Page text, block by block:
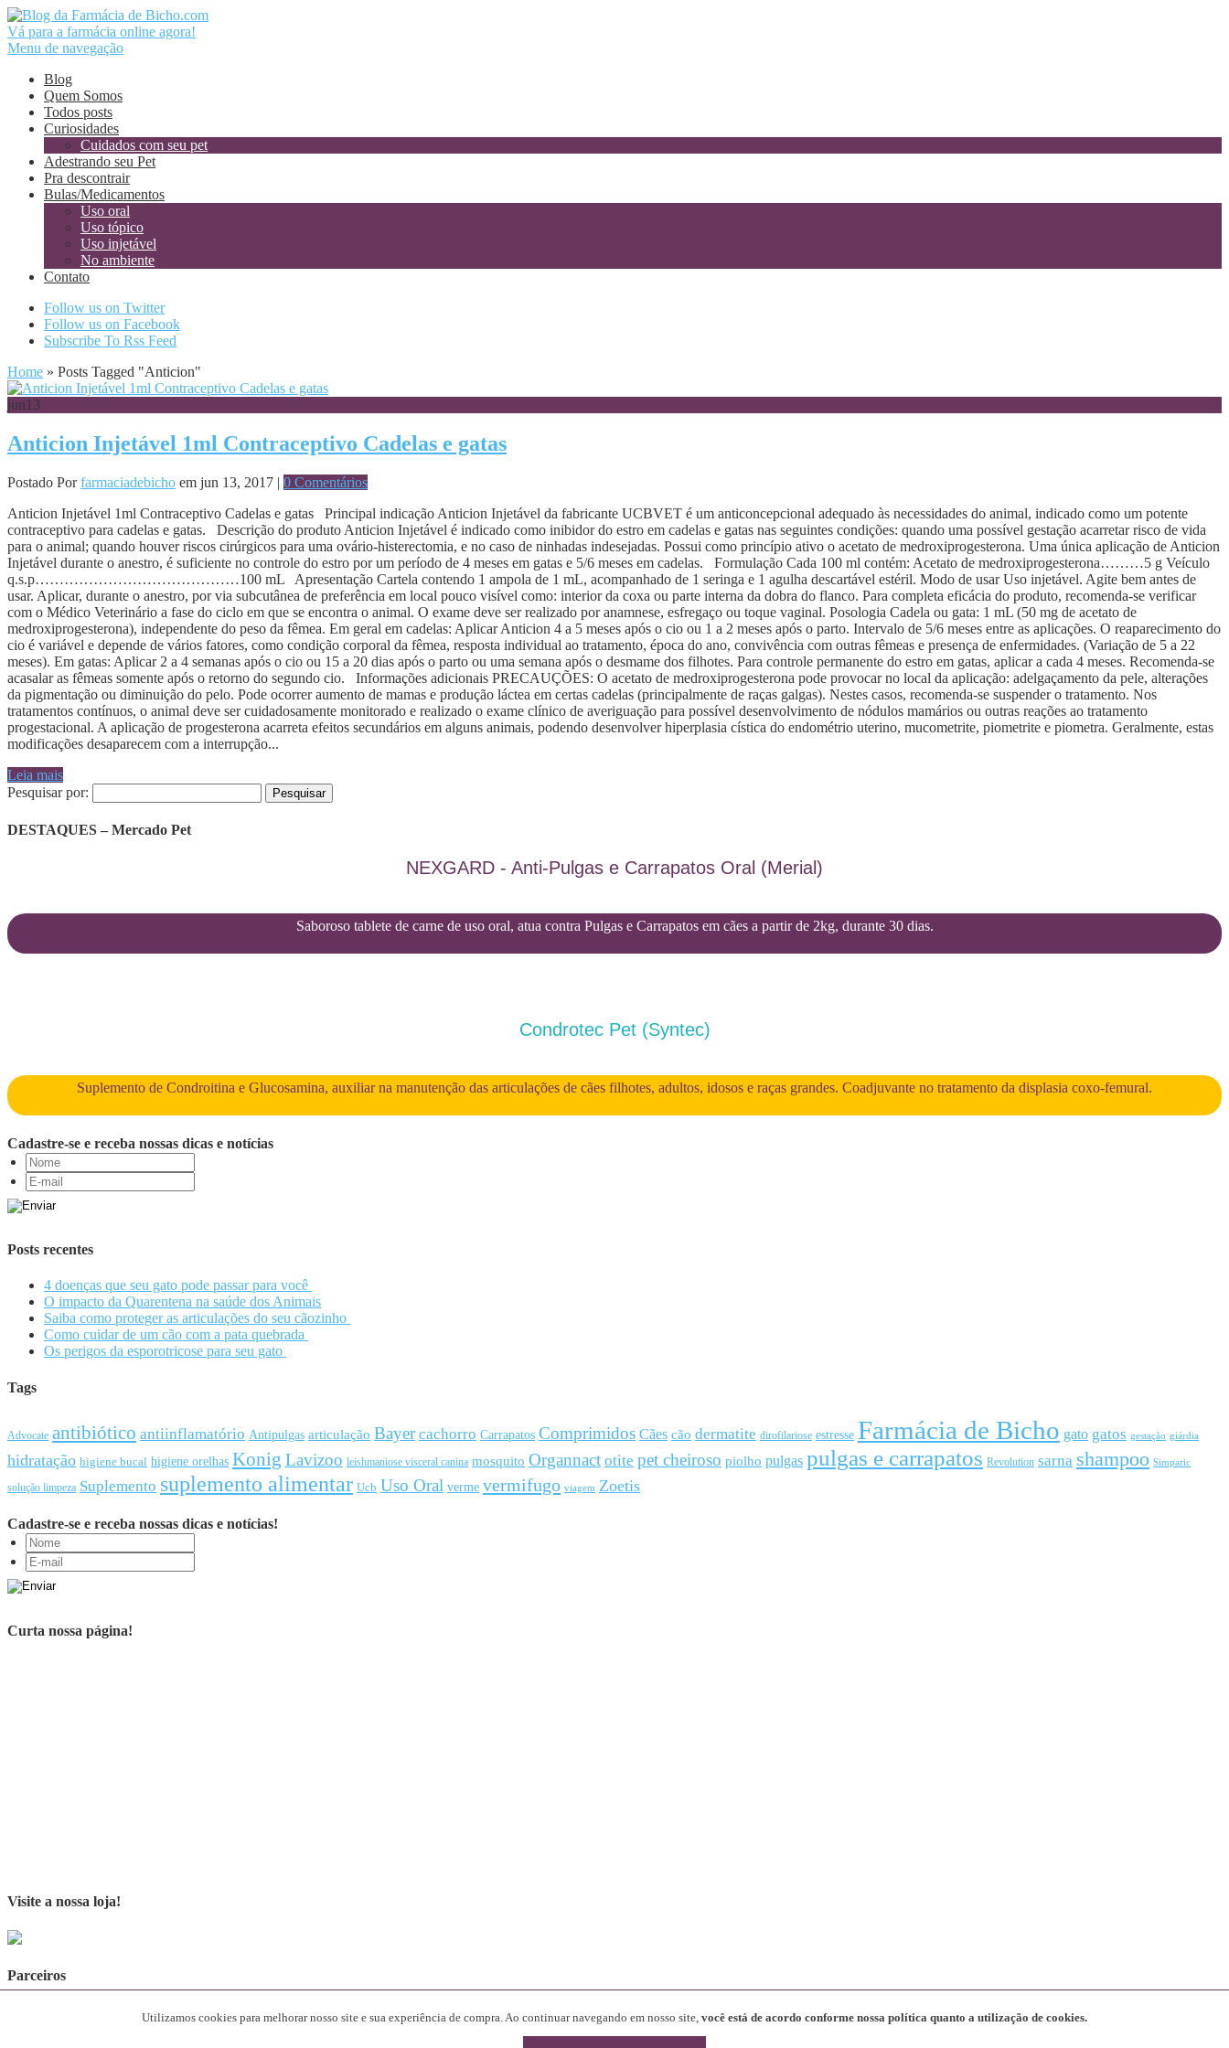
Vá para a farmácia online agora!
Menu de navegação
Blog
Quem Somos
Todos posts
Curiosidades
Cuidados com seu pet
Adestrando seu Pet
Pra descontrair
Bulas/Medicamentos
Uso oral
Uso tópico
Uso injetável
No ambiente
Contato
Follow us on Twitter
Follow us on Facebook
Subscribe To Rss Feed
Home » Posts Tagged "Anticion"
jun13
Anticion Injetável 1ml Contraceptivo Cadelas e gatas
Postado Porfarmaciadebicho em jun 13, 2017 | 0 Comentários
Anticion Injetável 1ml Contraceptivo Cadelas e gatas Principal indicação Anticion Injetável da fabricante UCBVET é um anticoncepcional adequado às necessidades do animal, indicado como um potente
contraceptivo para cadelas e gatas. Descrição do produto Anticion Injetável é indicado como inibidor do estro em cadelas e gatas nas seguintes condições: quando uma possível gestação acarretar risco de vida
para o animal; quando houver riscos cirúrgicos para uma ovário-histerectomia, e no caso de ninhadas indesejadas. Possui como princípio ativo o acetato de medroxiprogesterona. Uma única aplicação de Anticion
Injetável durante o anestro, é suficiente no controle do estro por um período de 4 meses em gatas e 5/6 meses em cadelas. Formulação Cada 100 ml contém: Acetato de medroxiprogesterona………5 g Veículo
q.s.p……………………………………100 mL Apresentação Cartela contendo 1 ampola de 1 mL, acompanhado de 1 seringa e 1 agulha descartável estéril. Modo de usar Uso injetável. Agite bem antes de
usar. Aplicar, durante o anestro, por via subcutânea de preferência em local pouco visível como: interior da coxa ou parte interna da dobra do flanco. Para completa eficácia do produto, recomenda-se verificar
com o Médico Veterinário a fase do ciclo em que se encontra o animal. O exame deve ser realizado por anamnese, esfregaço ou toque vaginal. Posologia Cadela ou gata: 1 mL (50 mg de acetato de
medroxiprogesterona), independente do peso da fêmea. Em geral em cadelas: Aplicar Anticion 4 a 5 meses após o cio ou 1 a 2 meses após o parto. Intervalo de 5/6 meses entre as aplicações. O reaparecimento do
cio é variável e depende de vários fatores, como condição corporal da fêmea, resposta individual ao tratamento, época do ano, convivência com outras fêmeas e presença de enfermidades. (Variação de 5 a 22
meses). Em gatas: Aplicar 2 a 4 semanas após o cio ou 15 a 20 dias após o parto ou uma semana após o desmame dos filhotes. Para controle permanente do estro em gatas, aplicar a cada 4 meses. Recomenda-se
acasalar as fêmeas somente após o retorno do segundo cio. Informações adicionais PRECAUÇÕES: O acetato de medroxiprogesterona pode provocar no local da aplicação: adelgaçamento da pele, alterações
da pigmentação ou diminuição do pelo. Pode ocorrer aumento de mamas e produção láctea em certas cadelas (principalmente de raças galgas). Nestes casos, recomenda-se suspender o tratamento. Nos
tratamentos contínuos, o animal deve ser cuidadosamente monitorado e realizado o exame clínico de averiguação para possível desenvolvimento de nódulos mamários ou outras reações ao tratamento
progestacional. A aplicação de progesterona acarreta efeitos secundários em alguns animais, podendo desenvolver hiperplasia cística do endométrio uterino, mucometrite, piometrite e piometra. Geralmente, estas
modificações desaparecem com a interrupção...
Leia mais
Pesquisar por:
DESTAQUES – Mercado Pet
NEXGARD - Anti-Pulgas e Carrapatos Oral (Merial)
Saboroso tablete de carne de uso oral, atua contra Pulgas e Carrapatos em cães a partir de 2kg, durante 30 dias.
Condrotec Pet (Syntec)
Suplemento de Condroitina e Glucosamina, auxiliar na manutenção das articulações de cães filhotes, adultos, idosos e raças grandes. Coadjuvante no tratamento da displasia coxo-femural.
Cadastre-se e receba nossas dicas e notícias
Posts recentes
4 doenças que seu gato pode passar para você
O impacto da Quarentena na saúde dos Animais
Saiba como proteger as articulações do seu cãozinho
Como cuidar de um cão com a pata quebrada
Os perigos da esporotricose para seu gato
Tags
Advocate antibiótico antiinflamatório Antipulgas articulação Bayer cachorro Carrapatos Comprimidos Cães cão dermatite dirofilariose estresse Farmácia de Bicho gato gatos gestação giárdia
hidratação higiene bucal higiene orelhas Konig Lavizoo leishmaniose visceral canina mosquito Organnact otite pet cheiroso piolho pulgas pulgas e carrapatos Revolution sarna shampoo Simparic
solução limpeza Suplemento suplemento alimentar Ucb Uso Oral verme vermifugo viagem Zoetis
Cadastre-se e receba nossas dicas e notícias!
Curta nossa página!
Visite a nossa loja!
Parceiros
[rev_slider alias="SliderParceiros"]Utilizamos cookies para melhorar nosso site e sua experiência de compra. Ao continuar navegando em nosso site, você está de acordo conforme nossa política quanto a utilização de cookies.